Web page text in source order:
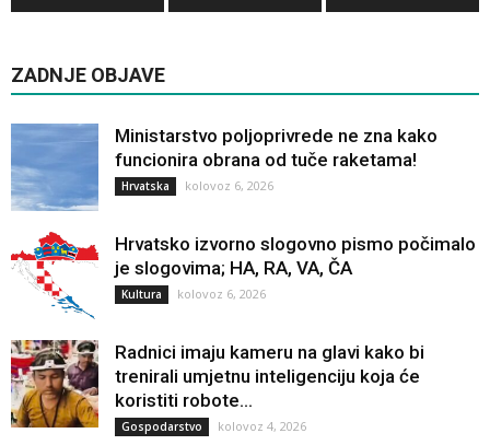
ZADNJE OBJAVE
Ministarstvo poljoprivrede ne zna kako
funcionira obrana od tuče raketama!
Hrvatska kolovoz 6, 2026
Hrvatsko izvorno slogovno pismo počimalo
je slogovima; HA, RA, VA, ČA
Kultura kolovoz 6, 2026
Radnici imaju kameru na glavi kako bi
trenirali umjetnu inteligenciju koja će
koristiti robote...
Gospodarstvo kolovoz 4, 2026